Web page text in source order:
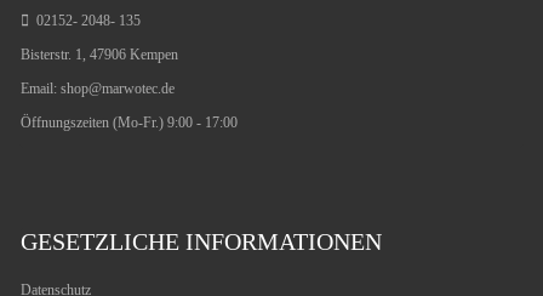
02152- 2048- 135
Bisterstr. 1, 47906 Kempen
Email: shop@marwotec.de
Öffnungszeiten (Mo-Fr.) 9:00 - 17:00
GESETZLICHE INFORMATIONEN
Datenschutz